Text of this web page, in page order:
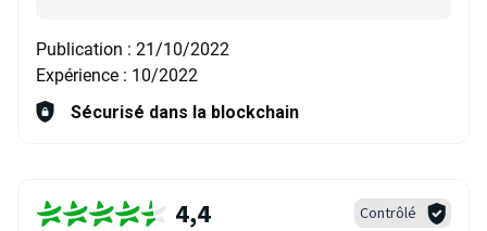
Publication : 21/10/2022
Expérience : 10/2022
Sécurisé dans la blockchain
4,4 Contrôlé